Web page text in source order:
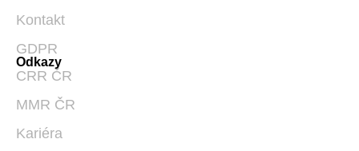
Kontakt
GDPR
Odkazy
CRR ČR
MMR ČR
Kariéra